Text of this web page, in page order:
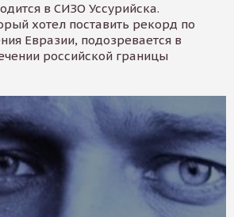
в СИЗО Уссурийска.
хотел поставить рекорд по
Евразии, подозревается в
российской границы